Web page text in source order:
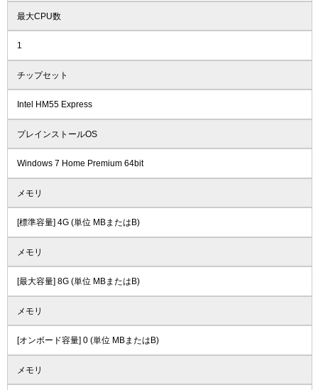
最大CPU数
1
チップセット
Intel HM55 Express
プレインストールOS
Windows 7 Home Premium 64bit
メモリ
[標準容量] 4G (単位 MBまたはB)
メモリ
[最大容量] 8G (単位 MBまたはB)
メモリ
[オンボード容量] 0 (単位 MBまたはB)
メモリ